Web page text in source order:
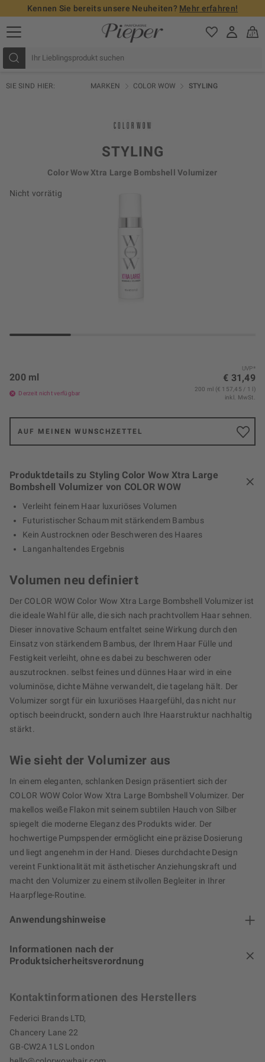
Kennen Sie bereits unsere Neuheiten? Mehr erfahren!
SIE SIND HIER: MARKEN COLOR WOW STYLING
Nicht vorrätig
STYLING
Color Wow Xtra Large Bombshell Volumizer
UVP*
€ 31,49
200 ml
Derzeit nicht verfügbar
200 ml (€ 157,45 / 1 l)
inkl. MwSt.
AUF MEINEN WUNSCHZETTEL
Produktdetails zu Styling Color Wow Xtra Large
Bombshell Volumizer von COLOR WOW
Verleiht feinem Haar luxuriöses Volumen
Futuristischer Schaum mit stärkendem Bambus
Kein Austrocknen oder Beschweren des Haares
Langanhaltendes Ergebnis
Volumen neu definiert
Der COLOR WOW Color Wow Xtra Large Bombshell Volumizer ist
die ideale Wahl für alle, die sich nach prachtvollem Haar sehnen.
Dieser innovative Schaum entfaltet seine Wirkung durch den
Einsatz von stärkendem Bambus, der Ihrem Haar Fülle und
Festigkeit verleiht, ohne es dabei zu beschweren oder
auszutrocknen. selbst feines und dünnes Haar wird in eine
voluminöse, dichte Mähne verwandelt, die tagelang hält. Der
Volumizer sorgt für ein luxuriöses Haargefühl, das nicht nur
optisch beeindruckt, sondern auch Ihre Haarstruktur nachhaltig
stärkt.
Wie sieht der Volumizer aus
In einem eleganten, schlanken Design präsentiert sich der
COLOR WOW Color Wow Xtra Large Bombshell Volumizer. Der
makellos weiße Flakon mit seinem subtilen Hauch von Silber
spiegelt die moderne Eleganz des Produkts wider. Der
hochwertige Pumpspender ermöglicht eine präzise Dosierung
und liegt angenehm in der Hand. Dieses durchdachte Design
vereint Funktionalität mit ästhetischer Anziehungskraft und
macht den Volumizer zu einem stilvollen Begleiter in Ihrer
Haarpflege-Routine.
Anwendungshinweise
Informationen nach der
Produktsicherheitsverordnung
Kontaktinformationen des Herstellers
Federici Brands LTD,
Chancery Lane 22
GB-CW2A 1LS London